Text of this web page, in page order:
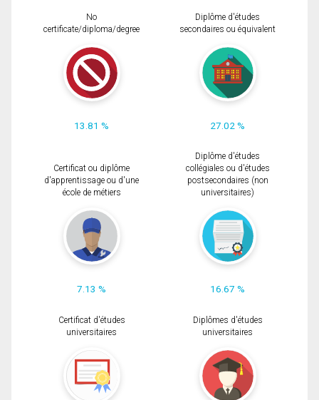
No
certificate/diploma/degree
13.81 %
Diplôme d'études
secondaires ou équivalent
27.02 %
Certificat ou diplôme
d'apprentissage ou d'une
école de métiers
7.13 %
Diplôme d'études
collégiales ou d'études
postsecondaires (non
universitaires)
16.67 %
Certificat d'études
universitaires
Diplômes d'études
universitaires